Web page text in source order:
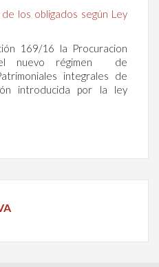
los obligados según Ley
169/16 la Procuracion
el nuevo régimen de
integrales de
introducida por la ley